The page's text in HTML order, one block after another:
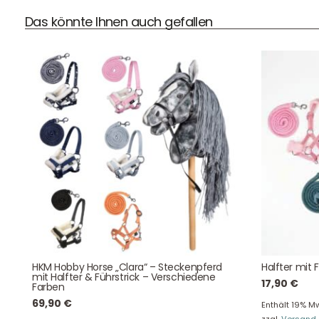
Das könnte Ihnen auch gefallen
HKM Hobby Horse „Clara“ – Steckenpferd
mit Halfter & Führstrick – Verschiedene
Farben
69,90 €
Halfter mit
17,90 €
Enthält 19%
DHL Versand
Der Spielzeug – Handel aus Haan, wir versenden mit DHL.
Schnell, sicher und zuverlässig.
Kontaktdaten
August-Macke-Weg 17,
42781 Haan
E-Mail: info@hollyclaire.de